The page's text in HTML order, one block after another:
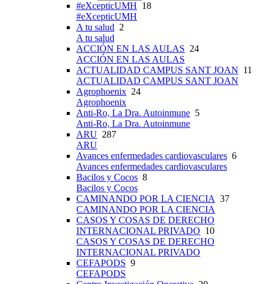
#eXcepticUMH 18
#eXcepticUMH
A tu salud 2
A tu salud
ACCIÓN EN LAS AULAS 24
ACCIÓN EN LAS AULAS
ACTUALIDAD CAMPUS SANT JOAN 11
ACTUALIDAD CAMPUS SANT JOAN
Agrophoenix 24
Agrophoenix
Anti-Ro, La Dra. Autoinmune 5
Anti-Ro, La Dra. Autoinmune
ARU 287
ARU
Avances enfermedades cardiovasculares 6
Avances enfermedades cardiovasculares
Bacilos y Cocos 8
Bacilos y Cocos
CAMINANDO POR LA CIENCIA 37
CAMINANDO POR LA CIENCIA
CASOS Y COSAS DE DERECHO
INTERNACIONAL PRIVADO 10
CASOS Y COSAS DE DERECHO
INTERNACIONAL PRIVADO
CEFAPODS 9
CEFAPODS